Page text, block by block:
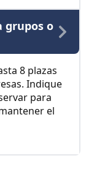
grupos o
8 plazas
Indique
para
el